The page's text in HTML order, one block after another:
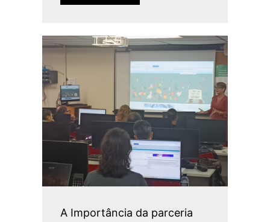
A Importância da parceria